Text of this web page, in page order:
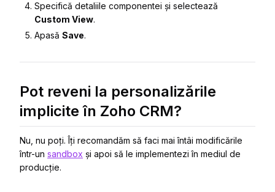
Specifică detaliile componentei și selectează
Custom View.
Apasă Save.
Pot reveni la personalizările
implicite în Zoho CRM?
Nu, nu poți. Îți recomandăm să faci mai întâi modificările
într-un sandbox și apoi să le implementezi în mediul de
producție.